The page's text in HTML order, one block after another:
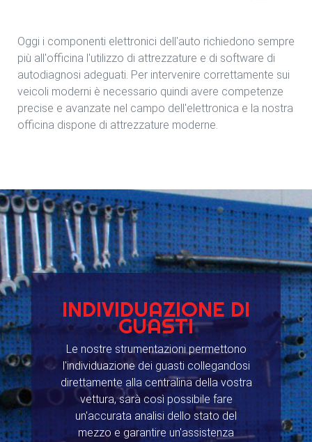
Oggi i componenti elettronici dell'auto richiedono sempre
più all'officina l'utilizzo di attrezzature e di software di
autodiagnosi adeguati. Per intervenire correttamente sui
veicoli moderni è necessario quindi avere competenze
precise e avanzate nel campo dell'elettronica e la nostra
officina dispone di attrezzature moderne.
INDIVIDUAZIONE DI
GUASTI
Le nostre strumentazioni permettono
l'individuazione dei guasti collegandosi
direttamente alla centralina della vostra
vettura, sarà così possibile fare
un'accurata analisi dello stato del
mezzo e garantire un'assistenza